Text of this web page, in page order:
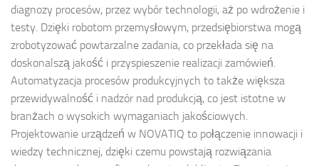
diagnozy procesów, przez wybór technologii, aż po wdrożenie i
testy. Dzięki robotom przemysłowym, przedsiębiorstwa mogą
zrobotyzować powtarzalne zadania, co przekłada się na
doskonalszą jakość i przyspieszenie realizacji zamówień.
Automatyzacja procesów produkcyjnych to także większa
przewidywalność i nadzór nad produkcją, co jest istotne w
branżach o wysokich wymaganiach jakościowych.
Projektowanie urządzeń w NOVATIQ to połączenie innowacji i
wiedzy technicznej, dzięki czemu powstają rozwiązania